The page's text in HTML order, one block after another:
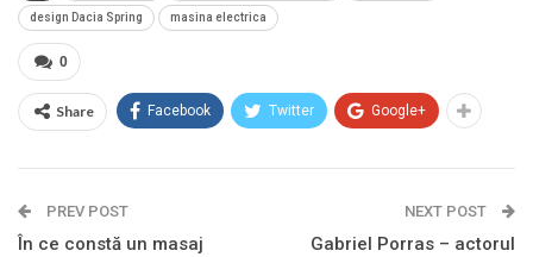
design Dacia Spring masina electrica
0
Share Facebook Twitter Google+
PREV POST
În ce constă un masaj
NEXT POST
Gabriel Porras – actorul